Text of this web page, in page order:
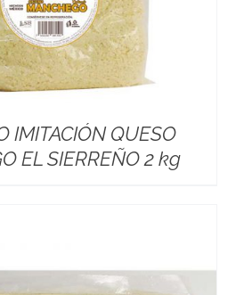
IMITACIÓN QUESO
EL SIERREÑO 2 kg